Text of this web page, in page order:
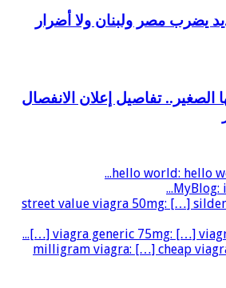
يضرب مصر ولبنان ولا أضرار
الصغير.. تفاصيل إعلان الانفصال
hello world: hello
MyBlog:
street value viagra 50mg: […]
viagra generic 75mg: […] viagra
100 milligram viagra: […] cheap